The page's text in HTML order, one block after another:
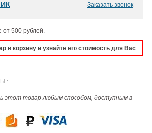
Заказать звонок
от 500 рублей.
в корзину и узнайте его стоимость для Вас
этот товар любым способом, доступным в